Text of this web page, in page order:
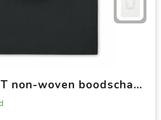
KAIMANI - RPET non-woven boodschappentas